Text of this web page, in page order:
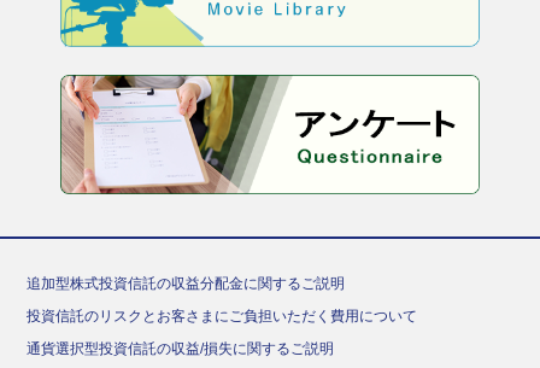
追加型株式投資信託の収益分配金に関するご説明
投資信託のリスクとお客さまにご負担いただく費用について
通貨選択型投資信託の収益/損失に関するご説明